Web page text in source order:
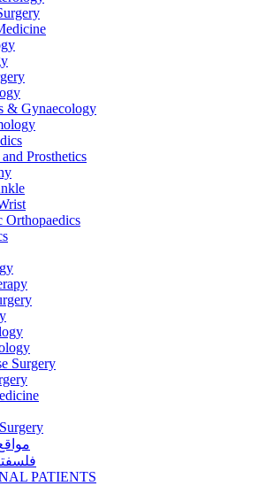
& Gynaecology
Prosthetics
Orthopaedics
Surgery
PATIENTS